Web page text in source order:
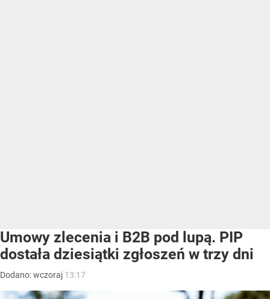
Umowy zlecenia i B2B pod lupą. PIP
dostała dziesiątki zgłoszeń w trzy dni
Dodano:wczoraj 13:17